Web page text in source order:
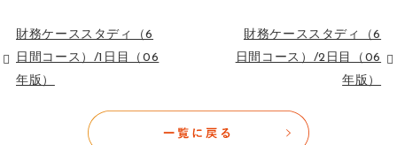
財務ケーススタディ（6
日間コース）/1日目（06
年版）
財務ケーススタディ（6
日間コース）/2日目（06
年版）